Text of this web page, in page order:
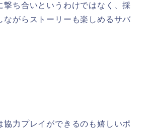
撃ち合いというわけではなく、採
ながらストーリーも楽しめるサバ
協力プレイができるのも嬉しいポ